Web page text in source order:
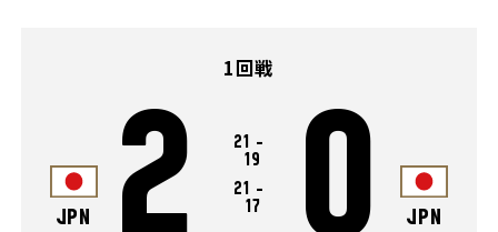
1回戦
JPN 2 21 -
19
21 -
17
0 JPN